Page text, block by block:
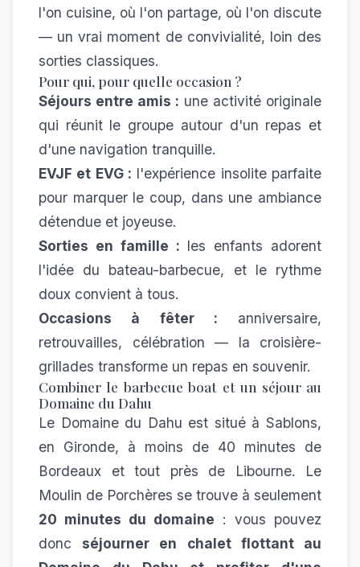
l'on cuisine, où l'on partage, où l'on discute
— un vrai moment de convivialité, loin des
sorties classiques.
Pour qui, pour quelle occasion ?
Séjours entre amis : une activité originale
qui réunit le groupe autour d'un repas et
d'une navigation tranquille.
EVJF et EVG : l'expérience insolite parfaite
pour marquer le coup, dans une ambiance
détendue et joyeuse.
Sorties en famille : les enfants adorent
l'idée du bateau-barbecue, et le rythme
doux convient à tous.
Occasions à fêter : anniversaire,
retrouvailles, célébration — la croisière-
grillades transforme un repas en souvenir.
Combiner le barbecue boat et un séjour au
Domaine du Dahu
Le Domaine du Dahu est situé à Sablons,
en Gironde, à moins de 40 minutes de
Bordeaux et tout près de Libourne. Le
Moulin de Porchères se trouve à seulement
20 minutes du domaine : vous pouvez
donc séjourner en chalet flottant au